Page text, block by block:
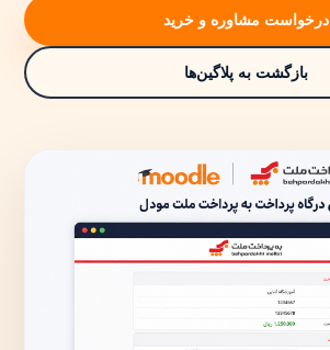
درخواست مشاوره و خرید
بازگشت به پلاگین‌ها
کانال مودل فارسی